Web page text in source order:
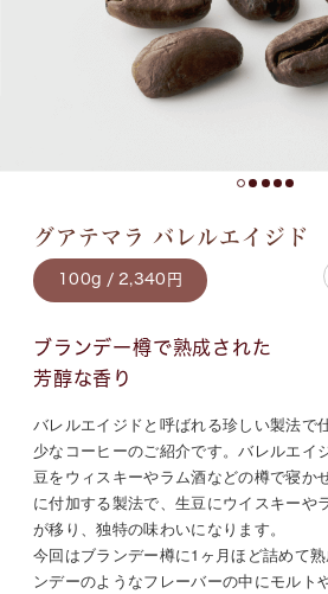
グアテマラ バレルエイジド
100g / 2,340円
ブランデー樽で熟成された
芳醇な香り
バレルエイジドと呼ばれる珍しい製法で
少なコーヒーのご紹介です。バレルエイ
豆をウィスキーやラム酒などの樽で寝か
に付加する製法で、生豆にウイスキーや
が移り、独特の味わいになります。
今回はブランデー樽に1ヶ月ほど詰めて
ンデーのようなフレーバーの中にモルト